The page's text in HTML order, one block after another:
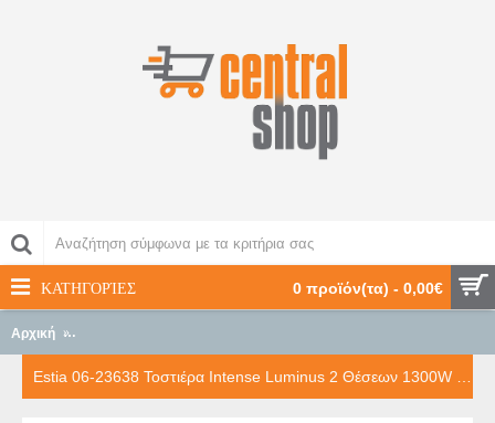
0 προϊόν(τα) - 0,00€
ΚΑΤΗΓΟΡΊΕΣ
Αρχική Estia 06-23638 Τοστιέρα Intense Luminus 2 Θέσεων 1300W με